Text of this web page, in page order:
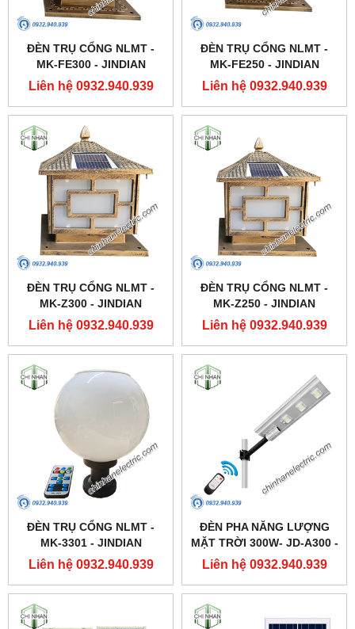
ĐÈN TRỤ CỔNG NLMT -
MK-FE300 - JINDIAN
Liên hệ 0932.940.939
ĐÈN TRỤ CỔNG NLMT -
MK-FE250 - JINDIAN
Liên hệ 0932.940.939
ĐÈN TRỤ CỔNG NLMT -
MK-Z300 - JINDIAN
Liên hệ 0932.940.939
ĐÈN TRỤ CỔNG NLMT -
MK-Z250 - JINDIAN
Liên hệ 0932.940.939
ĐÈN TRỤ CỔNG NLMT -
MK-3301 - JINDIAN
Liên hệ 0932.940.939
ĐÈN PHA NĂNG LƯỢNG
MẶT TRỜI 300W- JD-A300 -
JINDIAN
Liên hệ 0932.940.939